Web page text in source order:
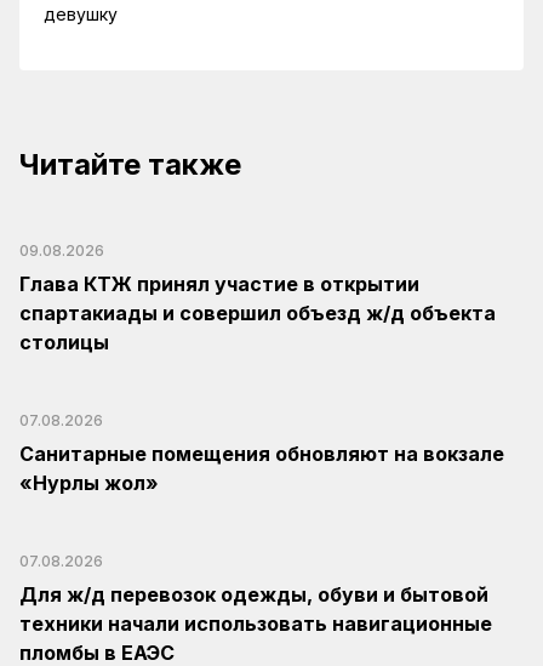
девушку
Читайте также
09.08.2026
Глава КТЖ принял участие в открытии
спартакиады и совершил объезд ж/д объекта
столицы
07.08.2026
Санитарные помещения обновляют на вокзале
«Нурлы жол»
07.08.2026
Для ж/д перевозок одежды, обуви и бытовой
техники начали использовать навигационные
пломбы в ЕАЭС